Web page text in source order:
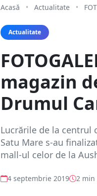
Acasă • Actualitate •
Actualitate
magazin
Drumul
Lucrările de la centrul
Satu Mare s-au
mall-ul celor de la
4 septembrie 2019 2